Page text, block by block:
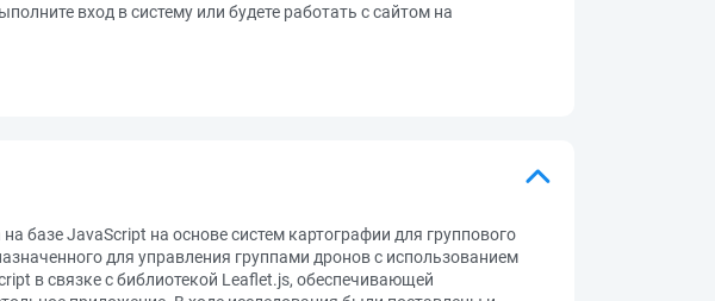
вход в систему или будете работать с сайтом на
базе JavaScript на основе систем картографии для группового
для управления группами дронов с использованием
в связке с библиотекой Leaflet.js, обеспечивающей